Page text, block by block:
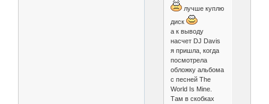
лучше куплю
диск
а к выводу
насчет DJ Dаvis
я пришла, когда
посмотрела
обложку альбома
с песней The
World Is Mine.
Там в скобках